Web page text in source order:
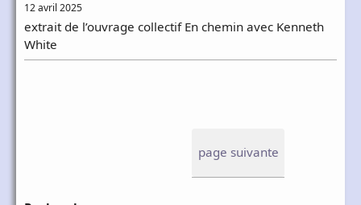
12 avril 2025
extrait de l’ouvrage collectif En chemin avec Kenneth
White
page suivante